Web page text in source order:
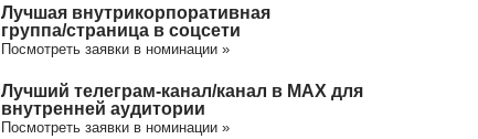
Лучшая внутрикорпоративная
группа/cтраница в соцсети
Посмотреть заявки в номинации »
Лучший телеграм-канал/канал в МАХ для
внутренней аудитории
Посмотреть заявки в номинации »